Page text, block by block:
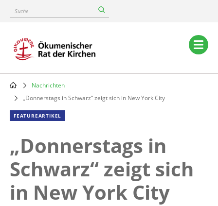
content
Suche
Main
navigation
Breadcrumb
Nachrichten
„Donnerstags in Schwarz“ zeigt sich in New York City
FEATUREARTIKEL
„Donnerstags in
Schwarz“ zeigt sich
in New York City